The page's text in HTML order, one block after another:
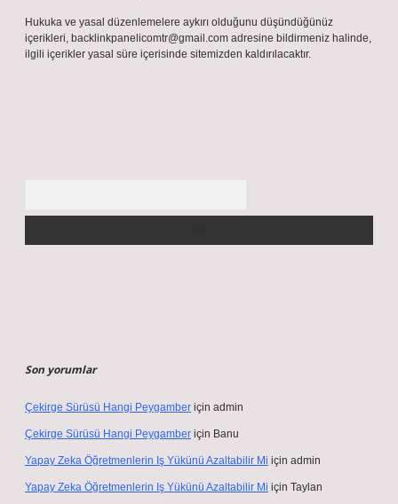
Hukuka ve yasal düzenlemelere aykırı olduğunu düşündüğünüz
içerikleri, backlinkpanelicomtr@gmail.com adresine bildirmeniz halinde,
ilgili içerikler yasal süre içerisinde sitemizden kaldırılacaktır.
Son yorumlar
Çekirge Sürüsü Hangi Peygamber için admin
Çekirge Sürüsü Hangi Peygamber için Banu
Yapay Zeka Öğretmenlerin Iş Yükünü Azaltabilir Mi için admin
Yapay Zeka Öğretmenlerin Iş Yükünü Azaltabilir Mi için Taylan